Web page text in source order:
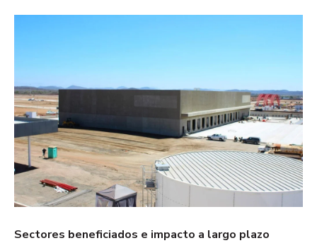
Sectores beneficiados e impacto a largo plazo